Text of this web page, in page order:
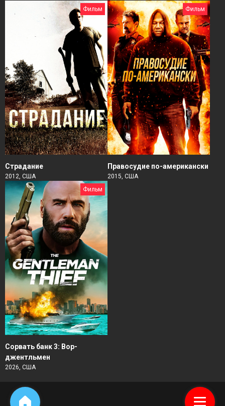
Фильм
Страдание
2012, США
Фильм
Правосудие по-американски
2015, США
Фильм
Сорвать банк 3: Вор-
джентльмен
2026, США